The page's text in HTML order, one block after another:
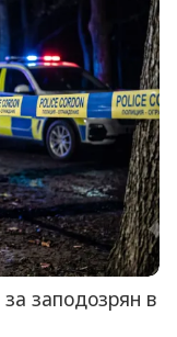
заподозрян в